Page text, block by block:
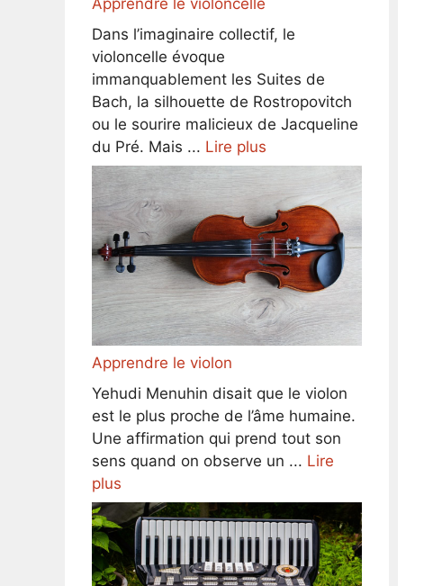
Apprendre le violoncelle
Dans l’imaginaire collectif, le
violoncelle évoque
immanquablement les Suites de
Bach, la silhouette de Rostropovitch
ou le sourire malicieux de Jacqueline
du Pré. Mais ... Lire plus
Apprendre le violon
Yehudi Menuhin disait que le violon
est le plus proche de l’âme humaine.
Une affirmation qui prend tout son
sens quand on observe un ... Lire
plus